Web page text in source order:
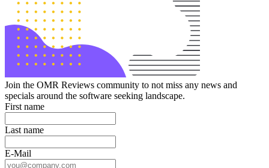
Join the OMR Reviews community to not miss any news and
specials around the software seeking landscape.
First name
Last name
E-Mail